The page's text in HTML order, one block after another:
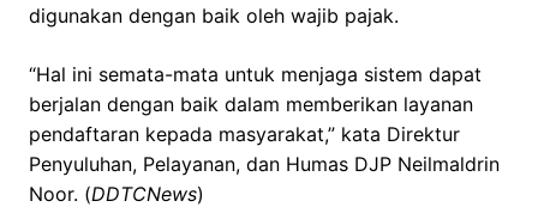
digunakan dengan baik oleh wajib pajak.
“Hal ini semata-mata untuk menjaga sistem dapat
berjalan dengan baik dalam memberikan layanan
pendaftaran kepada masyarakat,” kata Direktur
Penyuluhan, Pelayanan, dan Humas DJP Neilmaldrin
Noor. (DDTCNews)